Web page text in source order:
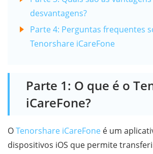
desvantagens?
Parte 4: Perguntas frequentes
Tenorshare iCareFone
Parte 1: O que é o
iCareFone?
OTenorshare iCareFone é um
dispositivos iOS que permite